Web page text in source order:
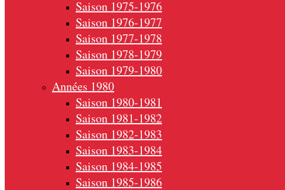
Saison 1975-1976
Saison 1976-1977
Saison 1977-1978
Saison 1978-1979
Saison 1979-1980
Années 1980
Saison 1980-1981
Saison 1981-1982
Saison 1982-1983
Saison 1983-1984
Saison 1984-1985
Saison 1985-1986